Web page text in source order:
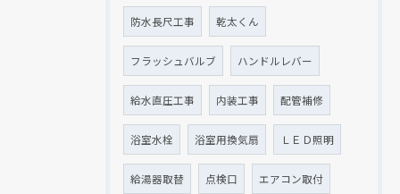
防水長尺工事 乾太くん
フラッシュバルブ ハンドルレバー
給水直圧工事 内装工事 配管補修
浴室水栓 浴室用換気扇 ＬＥＤ照明
給湯器取替 点検口 エアコン取付